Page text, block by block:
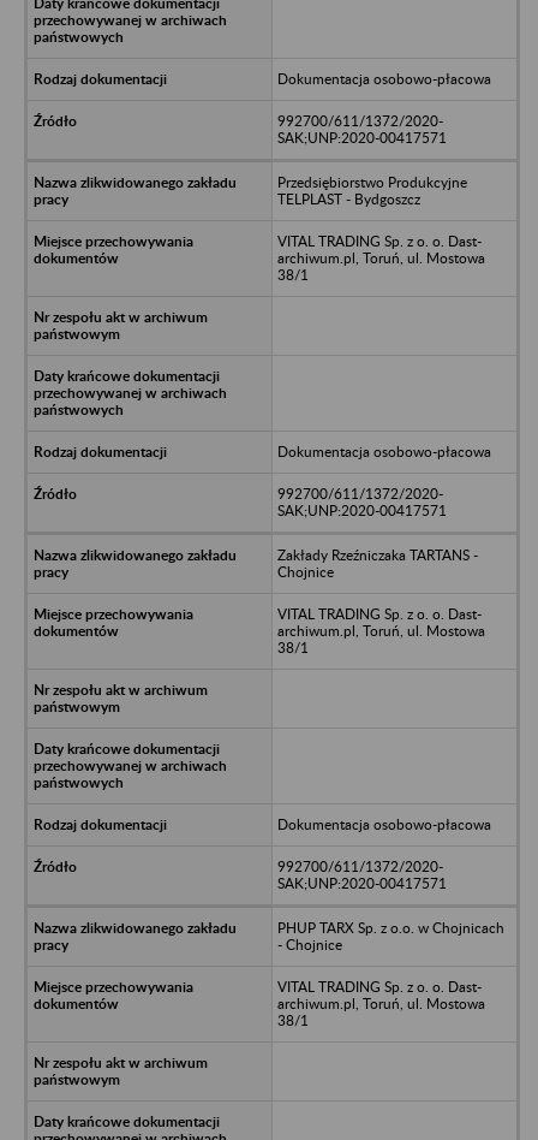
Dokumentacja osobowo-płacowa
992700/611/1372/2020-
SAK;UNP:2020-00417571
Przedsiębiorstwo Produkcyjne
TELPLAST - Bydgoszcz
VITAL TRADING Sp. z o. o. Dast-
archiwum.pl, Toruń, ul. Mostowa
38/1
Dokumentacja osobowo-płacowa
992700/611/1372/2020-
SAK;UNP:2020-00417571
Zakłady Rzeźniczaka TARTANS -
Chojnice
VITAL TRADING Sp. z o. o. Dast-
archiwum.pl, Toruń, ul. Mostowa
38/1
Dokumentacja osobowo-płacowa
992700/611/1372/2020-
SAK;UNP:2020-00417571
PHUP TARX Sp. z o.o. w Chojnicach
- Chojnice
VITAL TRADING Sp. z o. o. Dast-
archiwum.pl, Toruń, ul. Mostowa
38/1